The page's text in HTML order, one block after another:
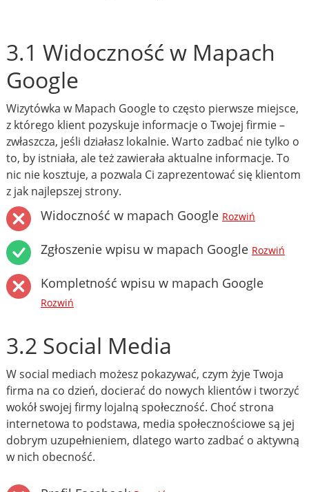
3.1 Widoczność w Mapach
Google
Wizytówka w Mapach Google to często pierwsze miejsce,
z którego klient pozyskuje informacje o Twojej firmie –
zwłaszcza, jeśli działasz lokalnie. Warto zadbać nie tylko o
to, by istniała, ale też zawierała aktualne informacje. To
nic nie kosztuje, a pozwala Ci zaprezentować się klientom
z jak najlepszej strony.
Widoczność w mapach Google Rozwiń
Zgłoszenie wpisu w mapach Google Rozwiń
Kompletność wpisu w mapach Google
Rozwiń
3.2 Social Media
W social mediach możesz pokazywać, czym żyje Twoja
firma na co dzień, docierać do nowych klientów i tworzyć
wokół swojej firmy lojalną społeczność. Choć strona
internetowa to podstawa, media społecznościowe są jej
dobrym uzupełnieniem, dlatego warto zadbać o aktywną
w nich obecność.